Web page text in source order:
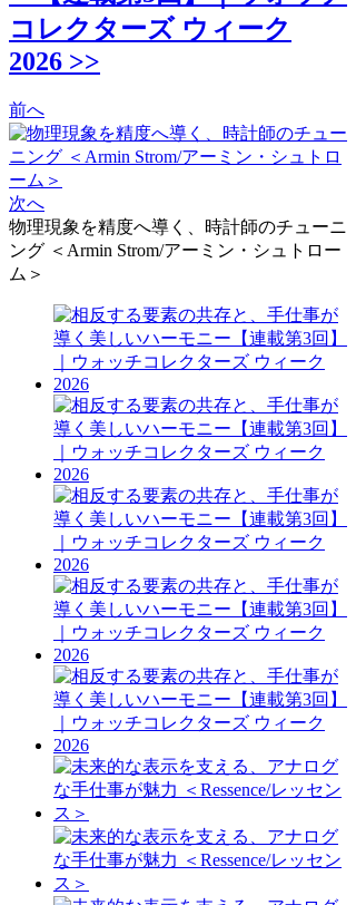
コレクターズ ウィーク
2026 >>
前へ
次へ
物理現象を精度へ導く、時計師のチューニ
ング ＜Armin Strom/アーミン・シュトロー
ム＞